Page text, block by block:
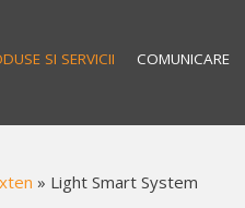
SI SERVICII COMUNICARE
» Light Smart System